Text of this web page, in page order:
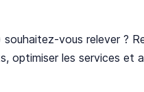
vous relever ?
optimiser les services et